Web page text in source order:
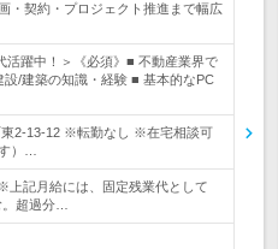
・契約・プロジェクト推進まで幅広
活躍中！＞《必須》■ 不動産業界で
/建築の知識・経験 ■ 基本的なPC
東2-13-12 ※転勤なし ※在宅相談可
）…
上記月給には、固定残業代として
超過分…